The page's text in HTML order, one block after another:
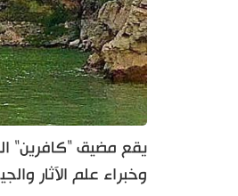
يقع مضيق "كافرين"
وخبراء علم الآثار